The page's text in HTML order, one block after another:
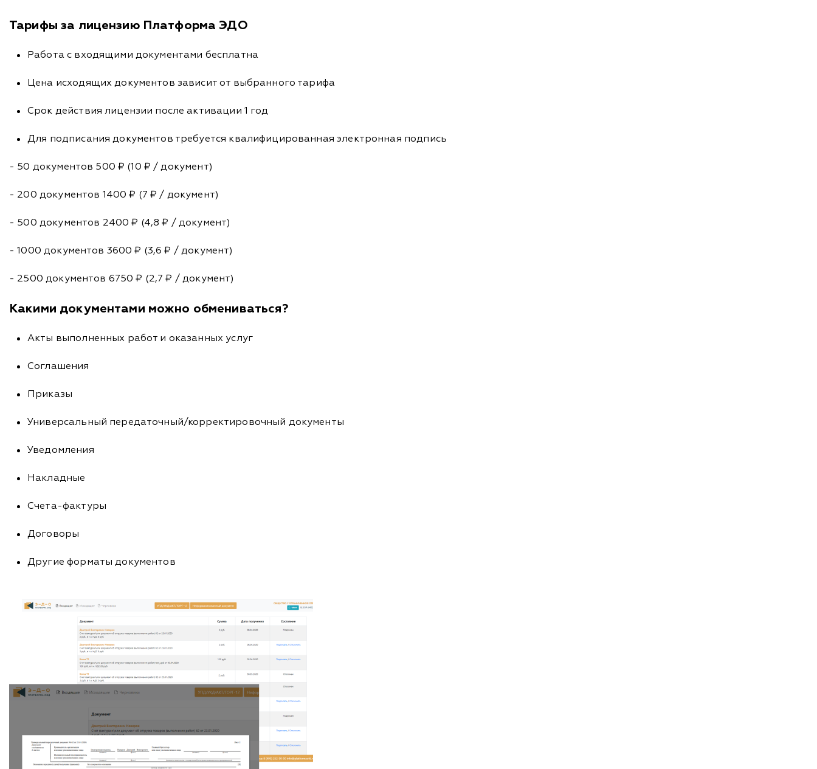
Тарифы за лицензию Платформа ЭДО
Работа с входящими документами бесплатна
Цена исходящих документов зависит от выбранного тарифа
Срок действия лицензии после активации 1 год
Для подписания документов требуется квалифицированная электронная подпись
- 50 документов 500 ₽ (10 ₽ / документ)
- 200 документов 1400 ₽ (7 ₽ / документ)
- 500 документов 2400 ₽ (4,8 ₽ / документ)
- 1000 документов 3600 ₽ (3,6 ₽ / документ)
- 2500 документов 6750 ₽ (2,7 ₽ / документ)
Какими документами можно обмениваться?
Акты выполненных работ и оказанных услуг
Соглашения
Приказы
Универсальный передаточный/корректировочный документы
Уведомления
Накладные
Счета-фактуры
Договоры
Другие форматы документов